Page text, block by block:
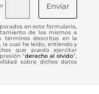
= Enviar
en este formulario,
de los mismos a
términos descritos en la
la cual he leído, entiendo y
que puedo ejercitar
“derecho al olvido”,
sobre dichos datos